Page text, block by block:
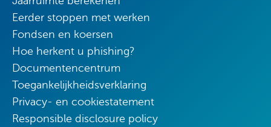
Eerder stoppen met werken
Fondsen en koersen
Hoe herkent u phishing?
Documentencentrum
Toegankelijkheidsverklaring
Privacy- en cookiestatement
Responsible disclosure policy